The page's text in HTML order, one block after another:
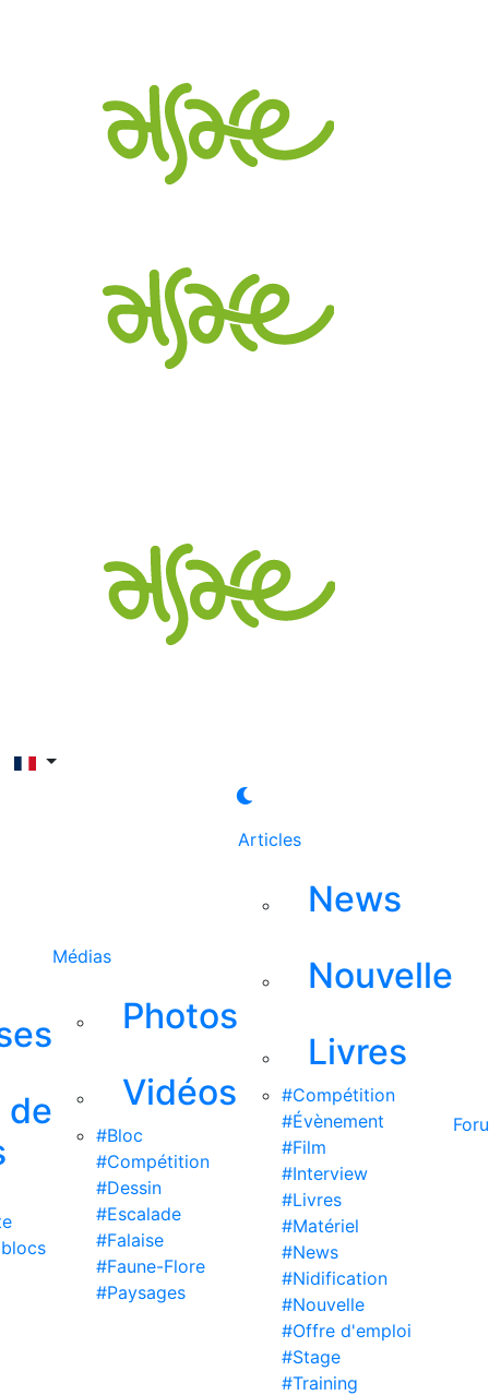
de
Médias
Photos
Vidéos
#Bloc
#Compétition
#Dessin
#Escalade
#Falaise
#Faune-Flore
#Paysages
Articles
News
Nouvelle
Livres
#Compétition
#Évènement
#Film
#Interview
#Livres
#Matériel
#News
#Nidification
#Nouvelle
#Offre d'emploi
#Stage
#Training